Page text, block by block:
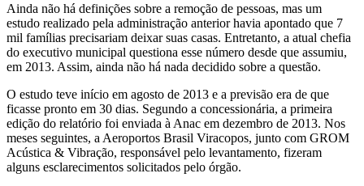
Ainda não há definições sobre a remoção de pessoas, mas um
estudo realizado pela administração anterior havia apontado que 7
mil famílias precisariam deixar suas casas. Entretanto, a atual chefia
do executivo municipal questiona esse número desde que assumiu,
em 2013. Assim, ainda não há nada decidido sobre a questão.
O estudo teve início em agosto de 2013 e a previsão era de que
ficasse pronto em 30 dias. Segundo a concessionária, a primeira
edição do relatório foi enviada à Anac em dezembro de 2013. Nos
meses seguintes, a Aeroportos Brasil Viracopos, junto com GROM
Acústica & Vibração, responsável pelo levantamento, fizeram
alguns esclarecimentos solicitados pelo órgão.